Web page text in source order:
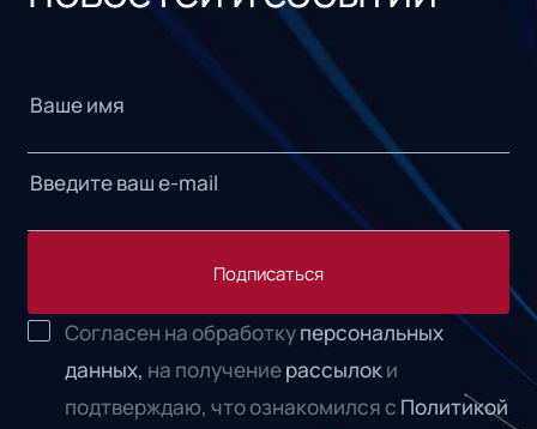
Подписаться
Согласен на обработкуперсональных
данных, на получениерассылоки
подтверждаю, что ознакомился с Политикой